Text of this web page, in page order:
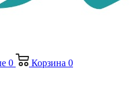
0 Корзина 0